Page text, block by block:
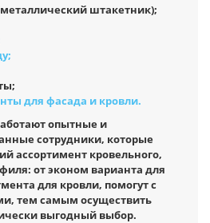
штакетник);
для фасада и кровли.
опытные и
сотрудники, которые
ассортимент кровельного,
от эконом варианта для
для кровли, помогут с
тем самым осуществить
выгодный выбор.